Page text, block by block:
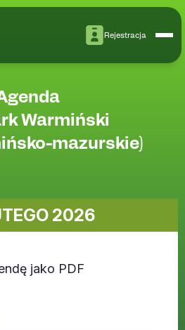
Rejestracja
Warmiński
mazurskie)
2026
jako PDF